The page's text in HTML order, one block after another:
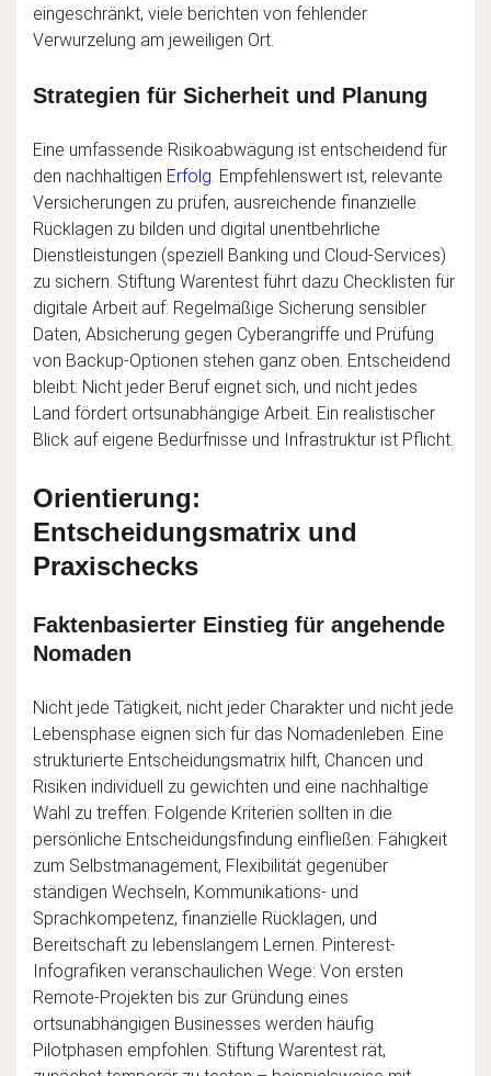
eingeschränkt, viele berichten von fehlender
Verwurzelung am jeweiligen Ort.
Strategien für Sicherheit und Planung
Eine umfassende Risikoabwägung ist entscheidend für
den nachhaltigen Erfolg. Empfehlenswert ist, relevante
Versicherungen zu prüfen, ausreichende finanzielle
Rücklagen zu bilden und digital unentbehrliche
Dienstleistungen (speziell Banking und Cloud-Services)
zu sichern. Stiftung Warentest führt dazu Checklisten für
digitale Arbeit auf: Regelmäßige Sicherung sensibler
Daten, Absicherung gegen Cyberangriffe und Prüfung
von Backup-Optionen stehen ganz oben. Entscheidend
bleibt: Nicht jeder Beruf eignet sich, und nicht jedes
Land fördert ortsunabhängige Arbeit. Ein realistischer
Blick auf eigene Bedürfnisse und Infrastruktur ist Pflicht.
Orientierung:
Entscheidungsmatrix und
Praxischecks
Faktenbasierter Einstieg für angehende
Nomaden
Nicht jede Tätigkeit, nicht jeder Charakter und nicht jede
Lebensphase eignen sich für das Nomadenleben. Eine
strukturierte Entscheidungsmatrix hilft, Chancen und
Risiken individuell zu gewichten und eine nachhaltige
Wahl zu treffen. Folgende Kriterien sollten in die
persönliche Entscheidungsfindung einfließen: Fähigkeit
zum Selbstmanagement, Flexibilität gegenüber
ständigen Wechseln, Kommunikations- und
Sprachkompetenz, finanzielle Rücklagen, und
Bereitschaft zu lebenslangem Lernen. Pinterest-
Infografiken veranschaulichen Wege: Von ersten
Remote-Projekten bis zur Gründung eines
ortsunabhängigen Businesses werden häufig
Pilotphasen empfohlen. Stiftung Warentest rät,